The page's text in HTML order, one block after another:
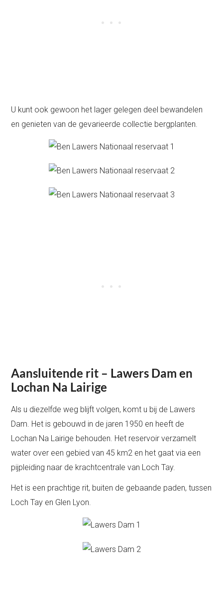
U kunt ook gewoon het lager gelegen deel bewandelen
en genieten van de gevarieerde collectie bergplanten.
Aansluitende rit – Lawers Dam en
Lochan Na Lairige
Als u diezelfde weg blijft volgen, komt u bij de Lawers
Dam. Het is gebouwd in de jaren 1950 en heeft de
Lochan Na Lairige behouden. Het reservoir verzamelt
water over een gebied van 45 km2 en het gaat via een
pijpleiding naar de krachtcentrale van Loch Tay.
Het is een prachtige rit, buiten de gebaande paden, tussen
Loch Tay en Glen Lyon.